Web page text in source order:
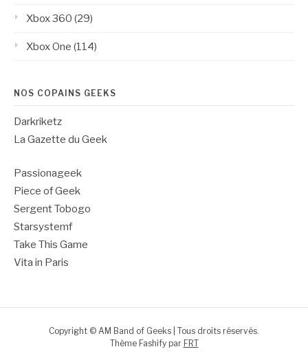
Xbox 360 (29)
Xbox One (114)
NOS COPAINS GEEKS
Darkriketz
La Gazette du Geek
Passionageek
Piece of Geek
Sergent Tobogo
Starsystemf
Take This Game
Vita in Paris
Copyright © AM Band of Geeks | Tous droits réservés.
Thème Fashify par FRT